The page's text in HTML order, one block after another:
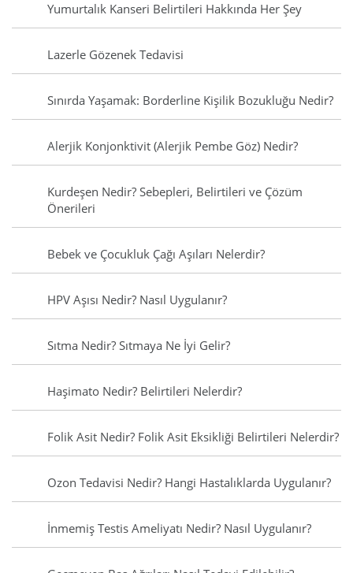
Yumurtalık Kanseri Belirtileri Hakkında Her Şey
Lazerle Gözenek Tedavisi
Sınırda Yaşamak: Borderline Kişilik Bozukluğu Nedir?
Alerjik Konjonktivit (Alerjik Pembe Göz) Nedir?
Kurdeşen Nedir? Sebepleri, Belirtileri ve Çözüm
Önerileri
Bebek ve Çocukluk Çağı Aşıları Nelerdir?
HPV Aşısı Nedir? Nasıl Uygulanır?
Sıtma Nedir? Sıtmaya Ne İyi Gelir?
Haşimato Nedir? Belirtileri Nelerdir?
Folik Asit Nedir? Folik Asit Eksikliği Belirtileri Nelerdir?
Ozon Tedavisi Nedir? Hangi Hastalıklarda Uygulanır?
İnmemiş Testis Ameliyatı Nedir? Nasıl Uygulanır?